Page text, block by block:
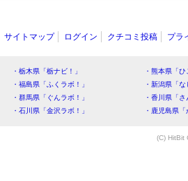
サイトマップ ログイン クチコミ投稿 プラ
・栃木県「栃ナビ！」
・熊本県「
・福島県「ふくラボ！」
・新潟県「
・群馬県「ぐんラボ！」
・香川県「
・石川県「金沢ラボ！」
・鹿児島県
(C) HitBit